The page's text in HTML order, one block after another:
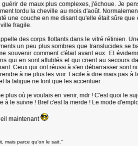
de maux plus complexes, j'échoue. Je
tordu la cheville au mois d'août.
une couche en me disant qu'elle était sûre
fragile.
des corps flottants dans le vitré rétinien.
un peu plus sombres que translucides se
souvenir comment c'était avant eux. Et
qui en sont affublés et qui crient au secours
Ceux qui ont réussi à s'en débarrasser sont
à ne plus les voir. Facile à dire mais pas
la fatigue ne font que les accentuer.
plus où je voulais en venir, mdr ! C'est quoi le
à le suivre ! Bref c'est la merde ! Le mode
maintenant
mais parce qu'on le sait."